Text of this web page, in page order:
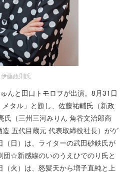
伊藤政則氏
んと田口トモロヲが出演。8月31日
メタル」と題し、佐藤祐輔氏（新政
氏（三州三河みりん 角谷文治郎商
五代目蔵元 代表取締役社長）がゲ
（日）は、ライターの武田砂鉄氏が
団☆新感線のいのうえひでのり氏と
火）は、怒髪天から増子直純と上